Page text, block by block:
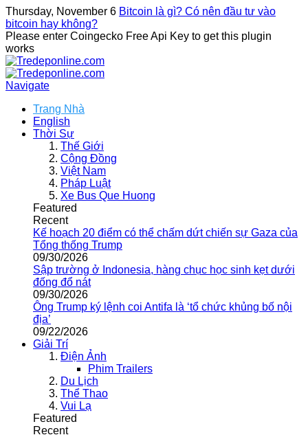
Thursday, November 6 Bitcoin là gì? Có nên đầu tư vào
bitcoin hay không?
Please enter Coingecko Free Api Key to get this plugin
works
Navigate
Trang Nhà
English
Thời Sự
Thế Giới
Cộng Đồng
Việt Nam
Pháp Luật
Xe Bus Que Huong
Featured
Recent
Kế hoạch 20 điểm có thể chấm dứt chiến sự Gaza của
Tổng thống Trump
09/30/2026
Sập trường ở Indonesia, hàng chục học sinh kẹt dưới
đống đổ nát
09/30/2026
Ông Trump ký lệnh coi Antifa là ‘tổ chức khủng bố nội
địa’
09/22/2026
Giải Trí
Điện Ảnh
Phim Trailers
Du Lịch
Thể Thao
Vui Lạ
Featured
Recent